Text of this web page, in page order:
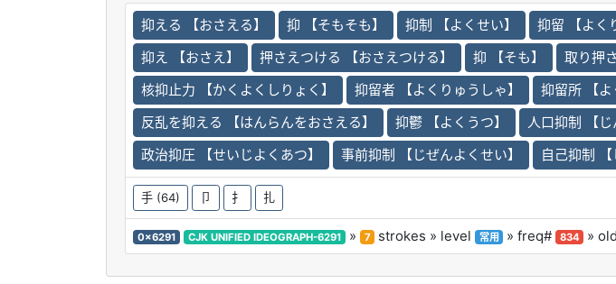
抑える 【おさえる】 抑 【そもそも】 抑制 【よくせい】 抑留 【よく
抑え 【おさえ】
押さえつける 【おさえつける】 抑 【そも】 取り押
核抑止力 【かくよくしりょく】
抑留者 【よくりゅうしゃ】 抑留所 【よ
反乱を抑える 【はんらんをおさえる】
抑鬱 【よくうつ】 人口抑制 【じ
政治抑圧 【せいじよくあつ】
事前抑制 【じぜんよくせい】 自己抑制 【
手 (64) 卩 扌 扎
0x6291 CJK UNIFIED IDEOGRAPH-6291 » 7 strokes » level 常用 » freq# 834 »